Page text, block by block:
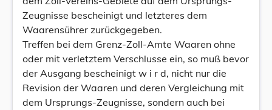
Zeugnisse bescheinigt und letzteres dem
Waarensührer zurückgegeben.
Treffen bei dem Grenz-Zoll-Amte Waaren ohne
oder mit verletztem Verschlusse ein, so muß bevor
der Ausgang bescheinigt w i r d, nicht nur die
Revision der Waaren und deren Vergleichung mit
dem Ursprungs-Zeugnisse, sondern auch bei